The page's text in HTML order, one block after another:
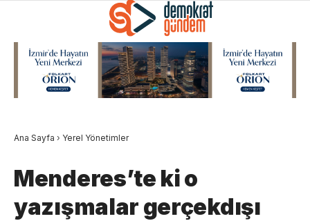
Ana Sayfa › Yerel Yönetimler
Menderes’te ki o
yazışmalar gerçekdışı